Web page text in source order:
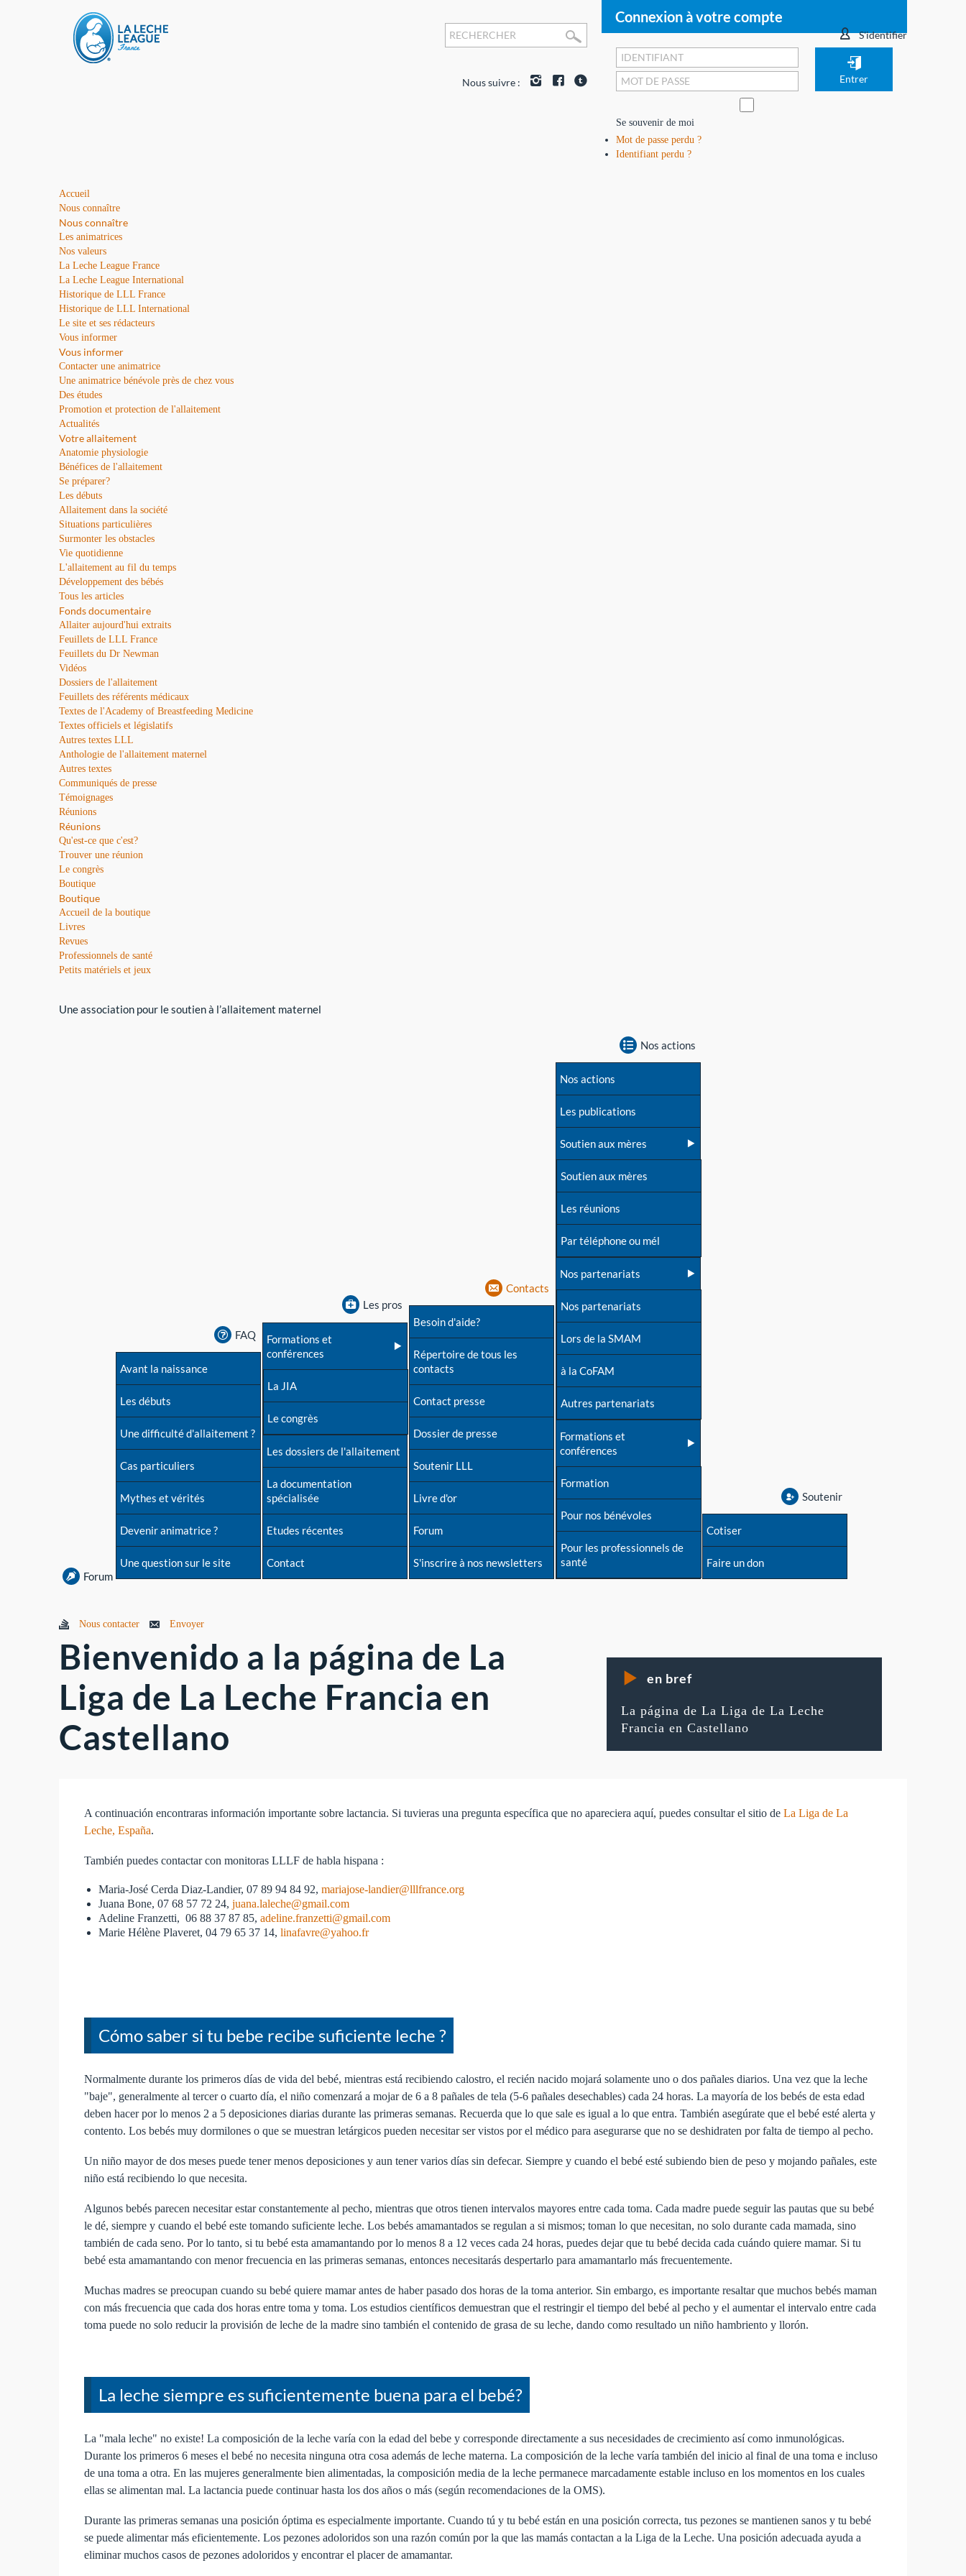
S'identifier
Connexion à votre compte
Se souvenir de moi
Mot de passe perdu ?
Identifiant perdu ?
Nous suivre :
Accueil
Nous connaître
Nous connaître
Les animatrices
Nos valeurs
La Leche League France
La Leche League International
Historique de LLL France
Historique de LLL International
Le site et ses rédacteurs
Vous informer
Vous informer
Contacter une animatrice
Une animatrice bénévole près de chez vous
Des études
Promotion et protection de l'allaitement
Actualités
Votre allaitement
Anatomie physiologie
Bénéfices de l'allaitement
Se préparer?
Les débuts
Allaitement dans la société
Situations particulières
Surmonter les obstacles
Vie quotidienne
L'allaitement au fil du temps
Développement des bébés
Tous les articles
Fonds documentaire
Allaiter aujourd'hui extraits
Feuillets de LLL France
Feuillets du Dr Newman
Vidéos
Dossiers de l'allaitement
Feuillets des référents médicaux
Textes de l'Academy of Breastfeeding Medicine
Textes officiels et législatifs
Autres textes LLL
Anthologie de l'allaitement maternel
Autres textes
Communiqués de presse
Témoignages
Réunions
Réunions
Qu'est-ce que c'est?
Trouver une réunion
Le congrès
Boutique
Boutique
Accueil de la boutique
Livres
Revues
Professionnels de santé
Petits matériels et jeux
Une association pour le soutien à l’allaitement maternel
Forum
FAQ
Avant la naissance
Les débuts
Une difficulté d'allaitement ?
Cas particuliers
Mythes et vérités
Devenir animatrice ?
Une question sur le site
Les pros
Formations et
conférences
La JIA
Le congrès
Les dossiers de l'allaitement
La documentation
spécialisée
Etudes récentes
Contact
Contacts
Besoin d'aide?
Répertoire de tous les
contacts
Contact presse
Dossier de presse
Soutenir LLL
Livre d'or
Forum
S'inscrire à nos newsletters
Nos actions
Nos actions
Les publications
Soutien aux mères
Soutien aux mères
Les réunions
Par téléphone ou mél
Nos partenariats
Nos partenariats
Lors de la SMAM
à la CoFAM
Autres partenariats
Formations et
conférences
Formation
Pour nos bénévoles
Pour les professionnels de
santé
Soutenir
Cotiser
Faire un don
en bref
La página de La Liga de La Leche
Francia en Castellano
Nous contacter Envoyer
Bienvenido a la página de La
Liga de La Leche Francia en
Castellano
A continuación encontraras información importante sobre lactancia. Si tuvieras una pregunta específica que no apareciera aquí, puedes consultar el sitio deLa Liga de La
Leche, España.
También puedes contactar con monitoras LLLF de habla hispana :
Maria-José Cerda Diaz-Landier, 07 89 94 84 92,mariajose-landier@lllfrance.org
Juana Bone, 07 68 57 72 24,juana.laleche@gmail.com
Adeline Franzetti, 06 88 37 87 85,adeline.franzetti@gmail.com
Marie Hélène Plaveret, 04 79 65 37 14,linafavre@yahoo.fr
Cómo saber si tu bebe recibe suficiente leche ?
Normalmente durante los primeros días de vida del bebé, mientras está recibiendo calostro, el recién nacido mojará solamente uno o dos pañales diarios. Una vez que la leche
"baje", generalmente al tercer o cuarto día, el niño comenzará a mojar de 6 a 8 pañales de tela (5-6 pañales desechables) cada 24 horas. La mayoría de los bebés de esta edad
deben hacer por lo menos 2 a 5 deposiciones diarias durante las primeras semanas. Recuerda que lo que sale es igual a lo que entra. También asegúrate que el bebé esté alerta y
contento. Los bebés muy dormilones o que se muestran letárgicos pueden necesitar ser vistos por el médico para asegurarse que no se deshidraten por falta de tiempo al pecho.
Un niño mayor de dos meses puede tener menos deposiciones y aun tener varios días sin defecar. Siempre y cuando el bebé esté subiendo bien de peso y mojando pañales, este
niño está recibiendo lo que necesita.
Algunos bebés parecen necesitar estar constantemente al pecho, mientras que otros tienen intervalos mayores entre cada toma. Cada madre puede seguir las pautas que su bebé
le dé, siempre y cuando el bebé este tomando suficiente leche. Los bebés amamantados se regulan a si mismos; toman lo que necesitan, no solo durante cada mamada, sino
también de cada seno. Por lo tanto, si tu bebé esta amamantando por lo menos 8 a 12 veces cada 24 horas, puedes dejar que tu bebé decida cada cuándo quiere mamar. Si tu
bebé esta amamantando con menor frecuencia en las primeras semanas, entonces necesitarás despertarlo para amamantarlo más frecuentemente.
Muchas madres se preocupan cuando su bebé quiere mamar antes de haber pasado dos horas de la toma anterior. Sin embargo, es importante resaltar que muchos bebés maman
con más frecuencia que cada dos horas entre toma y toma. Los estudios científicos demuestran que el restringir el tiempo del bebé al pecho y el aumentar el intervalo entre cada
toma puede no solo reducir la provisión de leche de la madre sino también el contenido de grasa de su leche, dando como resultado un niño hambriento y llorón.
La leche siempre es suficientemente buena para el bebé?
La "mala leche" no existe! La composición de la leche varía con la edad del bebe y corresponde directamente a sus necesidades de crecimiento así como inmunológicas.
Durante los primeros 6 meses el bebé no necesita ninguna otra cosa además de leche materna. La composición de la leche varía también del inicio al final de una toma e incluso
de una toma a otra. En las mujeres generalmente bien alimentadas, la composición media de la leche permanece marcadamente estable incluso en los momentos en los cuales
ellas se alimentan mal. La lactancia puede continuar hasta los dos años o más (según recomendaciones de la OMS).
Durante las primeras semanas una posición óptima es especialmente importante. Cuando tú y tu bebé están en una posición correcta, tus pezones se mantienen sanos y tu bebé
se puede alimentar más eficientemente. Los pezones adoloridos son una razón común por la que las mamás contactan a la Liga de la Leche. Una posición adecuada ayuda a
eliminar muchos casos de pezones adoloridos y encontrar el placer de amamantar.